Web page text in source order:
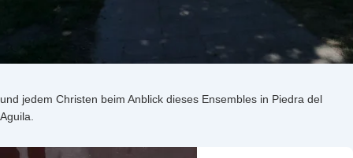
und jedem Christen beim Anblick dieses Ensembles in Piedra del
Aguila.